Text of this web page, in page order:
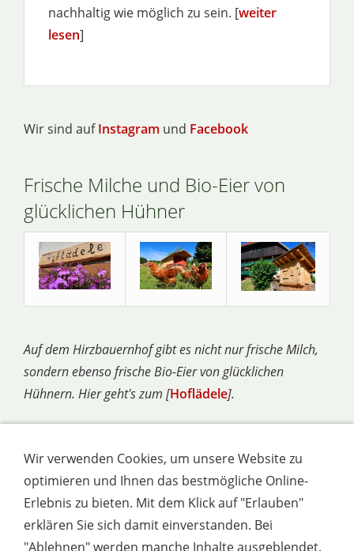
nachhaltig wie möglich zu sein. [weiter
lesen]
Wir sind aufInstagram und Facebook
Frische Milche und Bio-Eier von
glücklichen Hühner
Auf dem Hirzbauernhof gibt es nicht nur frische Milch,
sondern ebenso frische Bio-Eier von glücklichen
Hühnern. Hier geht's zum [Hoflädele].
Quellenstube
Kontakt
Wir verwenden Cookies, um unsere Website zu
optimieren und Ihnen das bestmögliche Online-
Erlebnis zu bieten. Mit dem Klick auf "Erlauben"
erklären Sie sich damit einverstanden. Bei
"Ablehnen" werden manche Inhalte ausgeblendet.